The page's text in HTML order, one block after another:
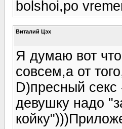
bolshoi,po
Виталий Цэх
Я думаю вот
совсем,а от
D)пресный
девушку надо